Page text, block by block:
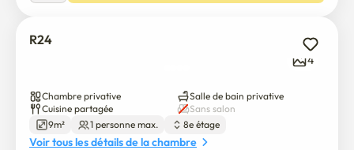
R24
4
Chambre privative
Salle de bain privative
Cuisine partagée
Sans salon
9m²
1 personne max. 8e étage
Voir tous les détails de la chambre